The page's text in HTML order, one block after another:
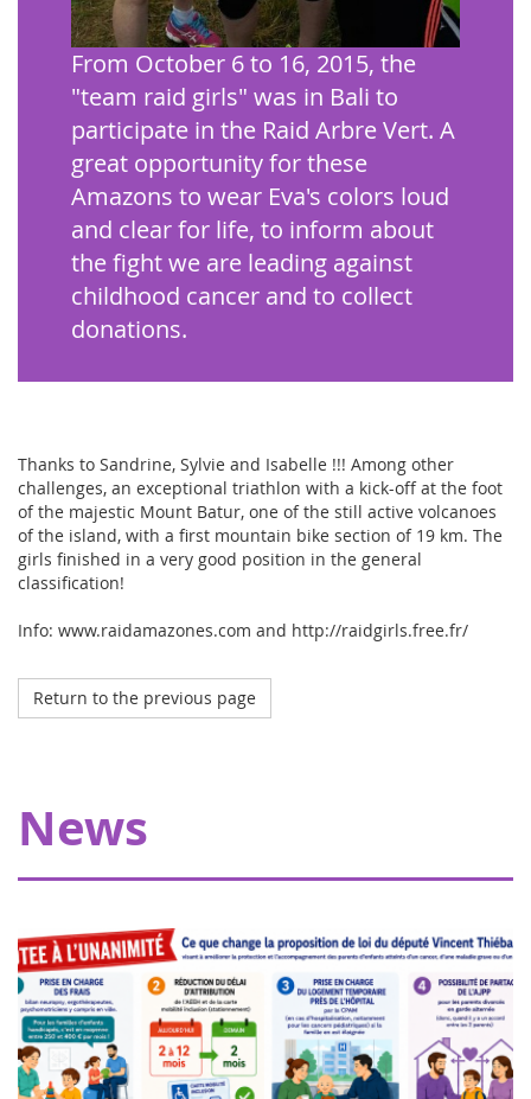
From October 6 to 16, 2015, the
"team raid girls" was in Bali to
participate in the Raid Arbre Vert. A
great opportunity for these
Amazons to wear Eva's colors loud
and clear for life, to inform about
the fight we are leading against
childhood cancer and to collect
donations.
Thanks to Sandrine, Sylvie and Isabelle !!! Among other
challenges, an exceptional triathlon with a kick-off at the foot
of the majestic Mount Batur, one of the still active volcanoes
of the island, with a first mountain bike section of 19 km. The
girls finished in a very good position in the general
classification!
Info: www.raidamazones.com and http://raidgirls.free.fr/
Return to the previous page
News
of €20,000 allowing Pharmavie to set up a space
dedicated to young patients suffering from cancer, within